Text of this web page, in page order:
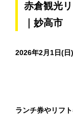
赤倉観光
｜妙高市
2026年2月1日(日)
ランチ券やリフ